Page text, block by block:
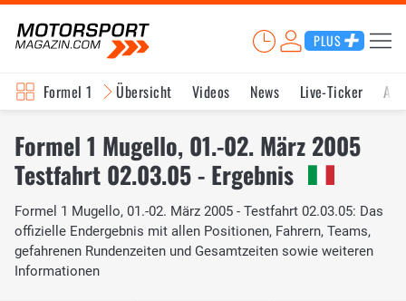
PLUS
Formel 1 Übersicht Videos News Live-Ticker
Formel 1 Mugello, 01.-02. März 2005
Testfahrt 02.03.05 - Ergebnis
Formel 1 Mugello, 01.-02. März 2005 - Testfahrt 02.03.05: Das
offizielle Endergebnis mit allen Positionen, Fahrern, Teams,
gefahrenen Rundenzeiten und Gesamtzeiten sowie weiteren
Informationen